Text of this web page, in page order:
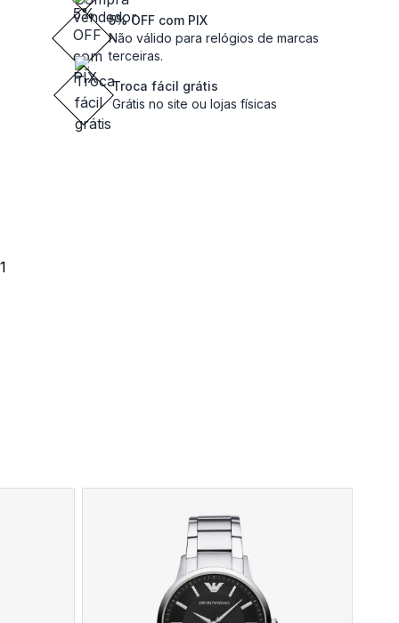
5% OFF com PIX
Não válido para relógios de marcas
terceiras.
Troca fácil grátis
Grátis no site ou lojas físicas